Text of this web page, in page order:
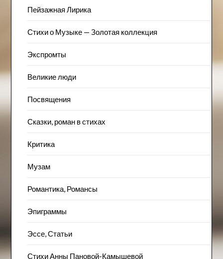
Пейзажна​я Лирика
Стихи о Музыке — Золотая коллекция
Экспромты
Великие люди
Посвящения
Сказки, роман в стихах
Критика
Музам
Романтика, Романсы
Эпиграммы
Эссе, Статьи
Стихи Анны Пановой-Камышевой